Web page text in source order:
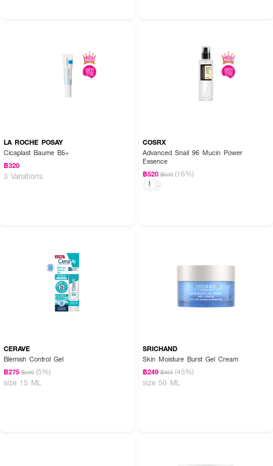
LA ROCHE POSAY
Cicaplast Baume B5+
฿320
3 Variations
COSRX
Advanced Snail 96 Mucin Power
Essence
฿520 ฿620 (16%)
-
CERAVE
Blemish Control Gel
฿275 ฿290 (5%)
size 15 ML
SRICHAND
Skin Moisture Burst Gel Cream
฿249 ฿455 (45%)
size 50 ML